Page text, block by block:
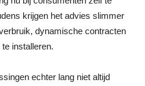
krijgen het advies slimmer
dynamische contracten
installeren.
echter lang niet altijd